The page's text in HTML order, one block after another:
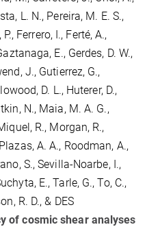
L. N., Pereira, M. E. S.,
Ferrero, I., Ferté, A.,
E., Gerdes, D. W.,
J., Gutierrez, G.,
D. L., Huterer, D.,
N., Maia, M. A. G.,
R., Morgan, R.,
A. A., Roodman, A.,
S., Sevilla-Noarbe, I.,
E., Tarle, G., To, C.,
R. D., & DES
of cosmic shear analyses